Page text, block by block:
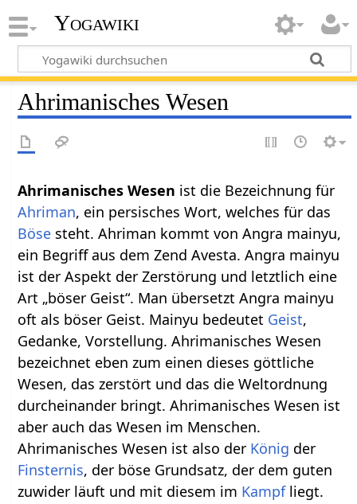
Yogawiki
Ahrimanisches Wesen
Ahrimanisches Wesen ist die Bezeichnung für
Ahriman, ein persisches Wort, welches für das
Böse steht. Ahriman kommt von Angra mainyu,
ein Begriff aus dem Zend Avesta. Angra mainyu
ist der Aspekt der Zerstörung und letztlich eine
Art „böser Geist“. Man übersetzt Angra mainyu
oft als böser Geist. Mainyu bedeutet Geist,
Gedanke, Vorstellung. Ahrimanisches Wesen
bezeichnet eben zum einen dieses göttliche
Wesen, das zerstört und das die Weltordnung
durcheinander bringt. Ahrimanisches Wesen ist
aber auch das Wesen im Menschen.
Ahrimanisches Wesen ist also der König der
Finsternis, der böse Grundsatz, der dem guten
zuwider läuft und mit diesem im Kampfliegt.